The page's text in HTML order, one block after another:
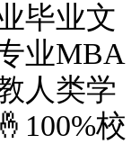
毕业文
业MBA
人类学
校